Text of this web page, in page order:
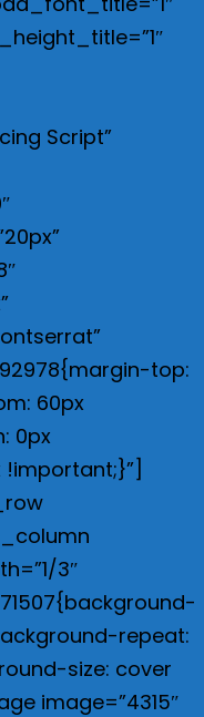
Script”
top:
60px
0px
3″
repeat:
size: cover
image=”4315″